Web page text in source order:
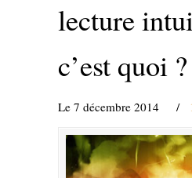
lecture
c’est quoi ?
Le 7 décembre 2014 /